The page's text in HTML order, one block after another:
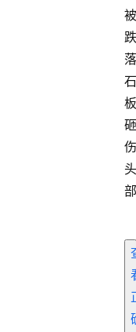
被
跌
落
石
板
砸
伤
头
部